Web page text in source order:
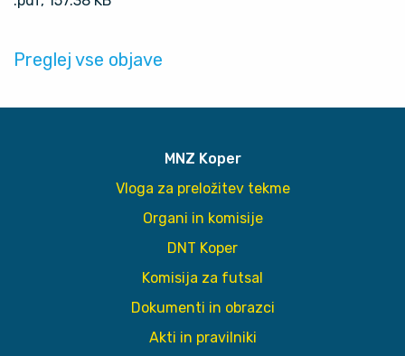
Preglej vse objave
MNZ Koper
Vloga za preložitev tekme
Organi in komisije
DNT Koper
Komisija za futsal
Dokumenti in obrazci
Akti in pravilniki